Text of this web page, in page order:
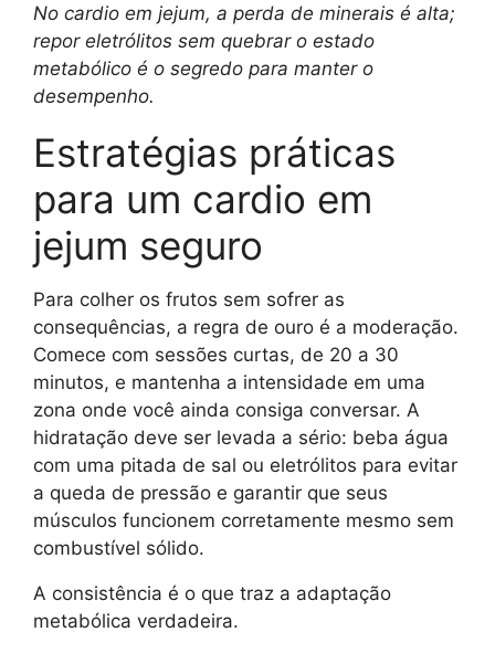
No cardio em jejum, a perda de minerais é alta;
repor eletrólitos sem quebrar o estado
metabólico é o segredo para manter o
desempenho.
Estratégias práticas
para um cardio em
jejum seguro
Para colher os frutos sem sofrer as
consequências, a regra de ouro é a moderação.
Comece com sessões curtas, de 20 a 30
minutos, e mantenha a intensidade em uma
zona onde você ainda consiga conversar. A
hidratação deve ser levada a sério: beba água
com uma pitada de sal ou eletrólitos para evitar
a queda de pressão e garantir que seus
músculos funcionem corretamente mesmo sem
combustível sólido.
A consistência é o que traz a adaptação
metabólica verdadeira.